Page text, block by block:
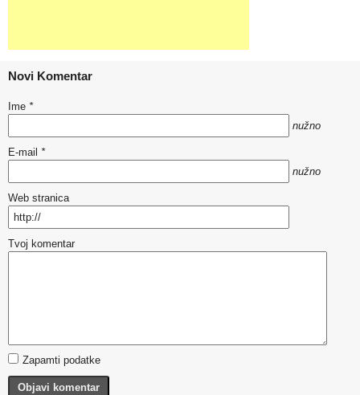
Novi Komentar
Ime *
nužno
E-mail *
nužno
Web stranica
Tvoj komentar
Zapamti podatke
Objavi komentar